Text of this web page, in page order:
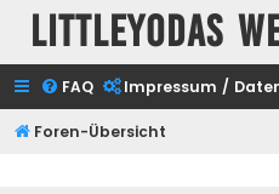
Littleyodas
FAQ Impressum /
Foren-Übersicht